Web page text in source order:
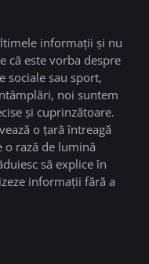
informații și nu
că este vorba despre
sociale sau sport,
noi suntem
și cuprinzătoare.
o țară întreagă
o rază de lumină
să explice în
informații fără a